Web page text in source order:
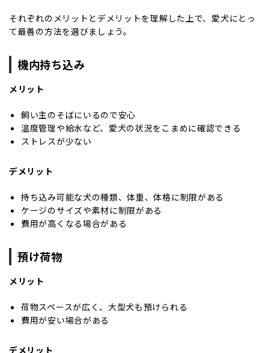
それぞれのメリットとデメリットを理解した上で、愛犬にとっ
て最善の方法を選びましょう。
機内持ち込み
メリット
飼い主のそばにいるので安心
温度管理や給水など、愛犬の状況をこまめに確認できる
ストレスが少ない
デメリット
持ち込み可能な犬の種類、体重、体格に制限がある
ケージのサイズや素材に制限がある
費用が高くなる場合がある
預け荷物
メリット
荷物スペースが広く、大型犬も預けられる
費用が安い場合がある
デメリット